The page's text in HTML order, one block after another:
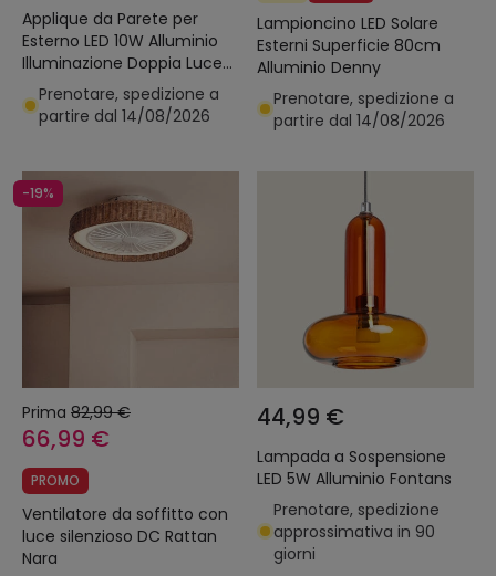
Applique da Parete per
Esterno LED 10W Alluminio
Illuminazione Doppia Luce
CCT Selezionabile Iridix
Prenotare, spedizione a
partire dal 14/08/2026
Lampioncino LED Solare
Esterni Superficie 80cm
Alluminio Denny
Prenotare, spedizione a
partire dal 14/08/2026
-19%
Prima 82,99 €
66,99 €
PROMO
Ventilatore da soffitto con
luce silenzioso DC Rattan
Nara
44,99 €
Lampada a Sospensione
LED 5W Alluminio Fontans
Prenotare, spedizione
approssimativa in 90
giorni